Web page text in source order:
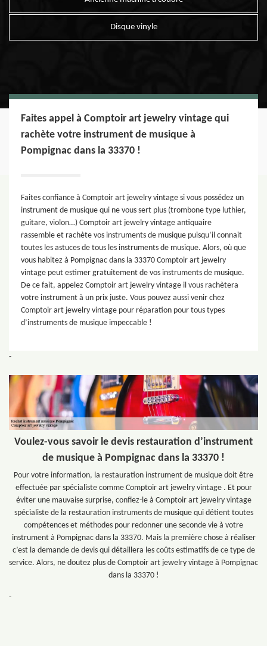
Disque vinyle
Faites appel à Comptoir art jewelry vintage qui
rachète votre instrument de musique à
Pompignac dans la 33370 !
Faites confiance à Comptoir art jewelry vintage si vous possédez un
instrument de musique qui ne vous sert plus (trombone type luthier,
guitare, violon…) Comptoir art jewelry vintage antiquaire
rassemble et rachète vos instruments de musique puisqu’il connait
toutes les astuces de tous les instruments de musique. Alors, où que
vous habitez à Pompignac dans la 33370 Comptoir art jewelry
vintage peut estimer gratuitement de vos instruments de musique.
De ce fait, appelez Comptoir art jewelry vintage il vous rachètera
votre instrument à un prix juste. Vous pouvez aussi venir chez
Comptoir art jewelry vintage pour réparation pour tous types
d’instruments de musique impeccable !
-
Voulez-vous savoir le devis restauration d’instrument
de musique à Pompignac dans la 33370 !
Pour votre information, la restauration instrument de musique doit être
effectuée par spécialiste comme Comptoir art jewelry vintage . Et pour
éviter une mauvaise surprise, confiez-le à Comptoir art jewelry vintage
spécialiste de la restauration instruments de musique qui détient toutes
compétences et méthodes pour redonner une seconde vie à votre
instrument à Pompignac dans la 33370. Mais la première chose à réaliser
c’est la demande de devis qui détaillera les coûts estimatifs de ce type de
service. Alors, ne doutez plus de Comptoir art jewelry vintage à Pompignac
dans la 33370 !
-